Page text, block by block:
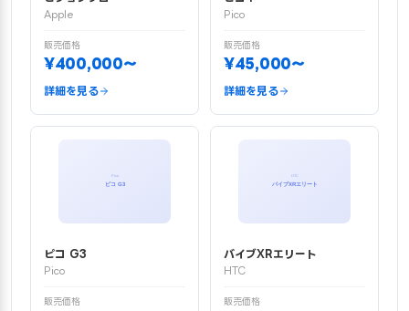
Apple
販売価格
¥400,000〜
詳細を見る
Pico
販売価格
¥45,000〜
詳細を見る
ピコ G3
Pico
販売価格
バイブXRエリート
HTC
販売価格